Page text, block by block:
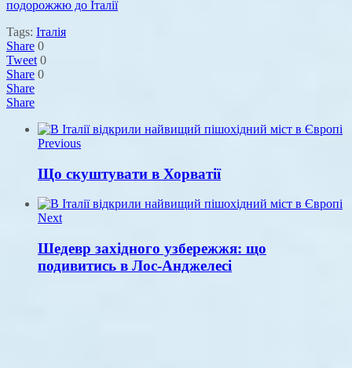
подорожжю до Італії
Tags: Італія
Share 0
Tweet 0
Share 0
Share
Share
Previous
Що скуштувати в Хорватії
Next
Шедевр західного узбережжя: що
подивитись в Лос-Анджелесі